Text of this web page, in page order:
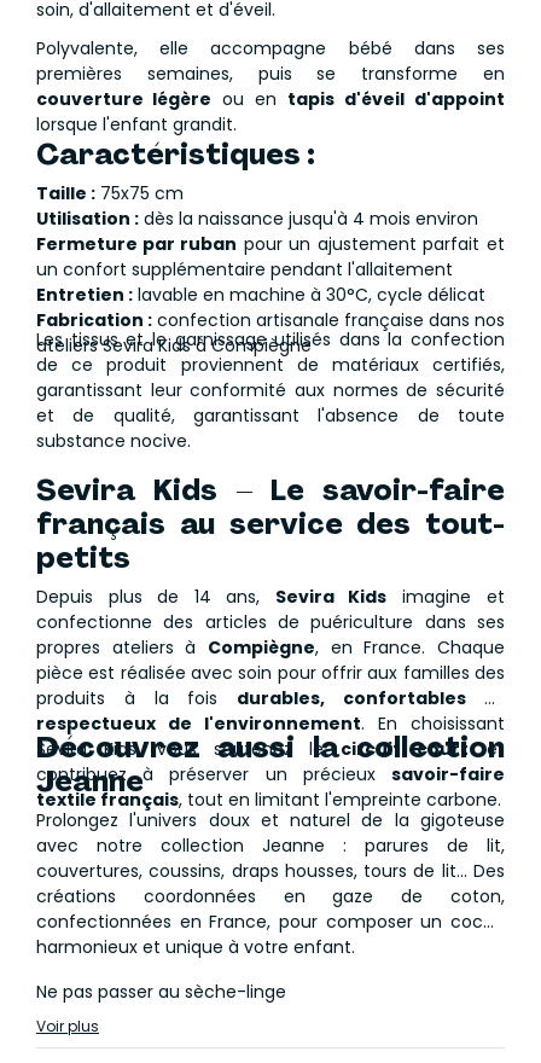
soin, d'allaitement et d'éveil.
Polyvalente, elle accompagne bébé dans ses
premières semaines, puis se transforme en
couverture légère ou en tapis d'éveil d'appoint
lorsque l'enfant grandit.
Caractéristiques :
Taille : 75x75 cm
Utilisation : dès la naissance jusqu'à 4 mois environ
Fermeture par ruban pour un ajustement parfait et
un confort supplémentaire pendant l'allaitement
Entretien : lavable en machine à 30°C, cycle délicat
Fabrication : confection artisanale française dans nos
ateliers Sevira Kids à Compiègne
Les tissus et le garnissage utilisés dans la confection
de ce produit proviennent de matériaux certifiés,
garantissant leur conformité aux normes de sécurité
et de qualité, garantissant l'absence de toute
substance nocive.
Sevira Kids – Le savoir-faire
français au service des tout-
petits
Depuis plus de 14 ans, Sevira Kids imagine et
confectionne des articles de puériculture dans ses
propres ateliers à Compiègne, en France. Chaque
pièce est réalisée avec soin pour offrir aux familles des
produits à la fois durables, confortables et
respectueux de l'environnement. En choisissant
Sevira Kids, vous soutenez lecircuit courtet
contribuez à préserver un précieux savoir-faire
textile français, tout en limitant l'empreinte carbone.
Découvrez aussi la collection
Jeanne
Prolongez l'univers doux et naturel de la gigoteuse
avec notre collection Jeanne : parures de lit,
couvertures, coussins, draps housses, tours de lit... Des
créations coordonnées en gaze de coton,
confectionnées en France, pour composer un cocon
harmonieux et unique à votre enfant.
Ne pas passer au sèche-linge
Voir plus